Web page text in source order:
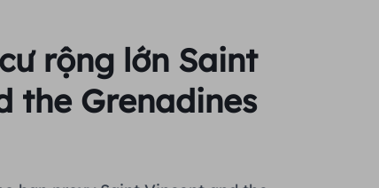
rộng lớn Saint
the Grenadines